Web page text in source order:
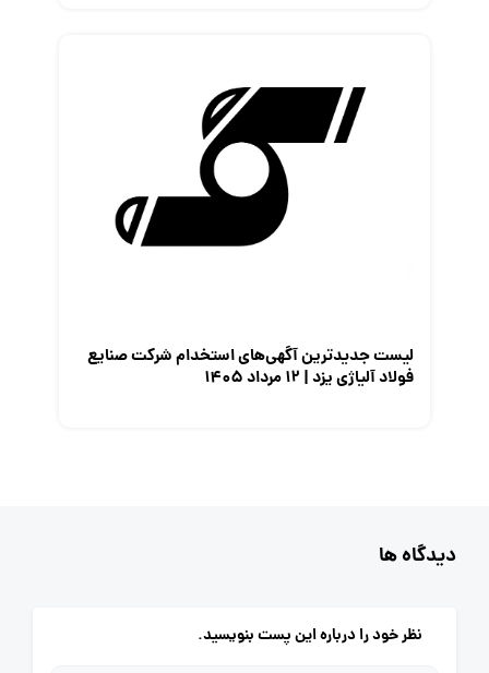
لیست جدیدترین آگهی‌های استخدام شرکت صنایع
فولاد آلیاژی یزد | ۱۲ مرداد ۱۴۰۵
دیدگاه ها
نظر خود را درباره این پست بنویسید.